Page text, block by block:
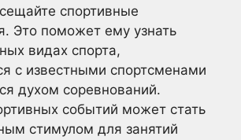
спортивные
Это поможет ему узнать
видах спорта,
с известными спортсменами
духом соревнований.
событий может стать
стимулом для занятий